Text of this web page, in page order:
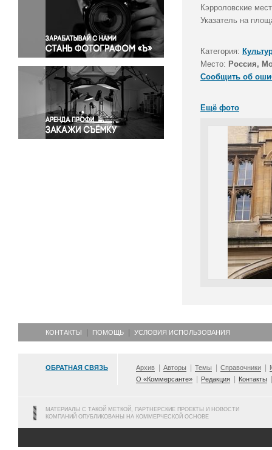
Политика
Правосудие
Происшествия и конфликты
Религия
Светская жизнь
Спорт
Экология
Экономика и бизнес
Кэрроловские
Указатель на
Категория:
Место: Россия,
Сообщить об
Ещё фото
КОНТАКТЫ ПОМОЩЬ УСЛОВИЯ ИСПОЛЬЗОВАНИЯ
ОБРАТНАЯ СВЯЗЬ Архив Авторы Темы Справочники
О «Коммерсанте»
Редакция Контакты
МАТЕРИАЛЫ С ТАКОЙ МЕТКОЙ, ПАРТНЕРСКИЕ ПРОЕКТЫ И НОВОСТИ
КОМПАНИЙ ОПУБЛИКОВАНЫ НА КОММЕРЧЕСКОЙ ОСНОВЕ